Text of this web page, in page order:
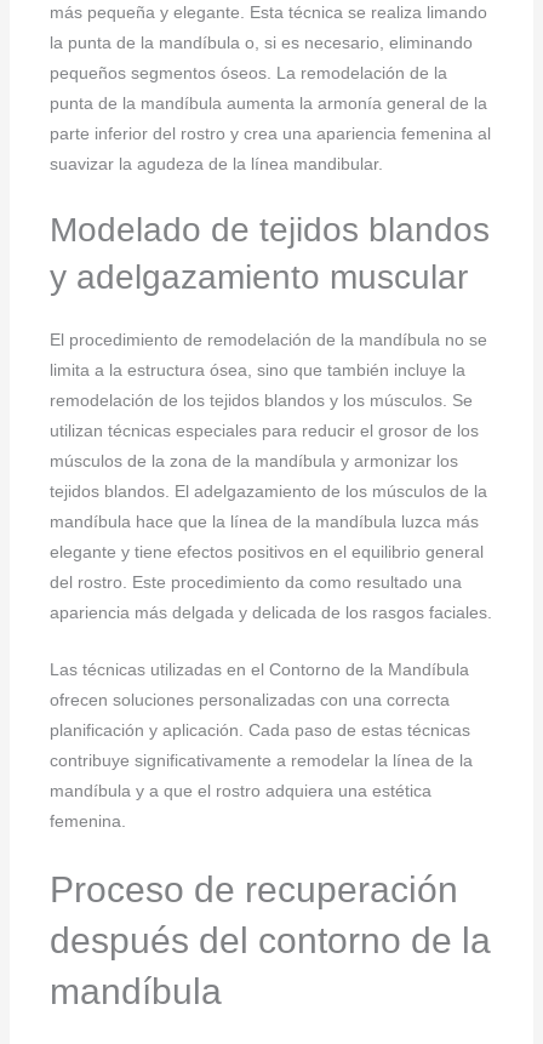
más pequeña y elegante. Esta técnica se realiza limando
la punta de la mandíbula o, si es necesario, eliminando
pequeños segmentos óseos. La remodelación de la
punta de la mandíbula aumenta la armonía general de la
parte inferior del rostro y crea una apariencia femenina al
suavizar la agudeza de la línea mandibular.
Modelado de tejidos blandos
y adelgazamiento muscular
El procedimiento de remodelación de la mandíbula no se
limita a la estructura ósea, sino que también incluye la
remodelación de los tejidos blandos y los músculos. Se
utilizan técnicas especiales para reducir el grosor de los
músculos de la zona de la mandíbula y armonizar los
tejidos blandos. El adelgazamiento de los músculos de la
mandíbula hace que la línea de la mandíbula luzca más
elegante y tiene efectos positivos en el equilibrio general
del rostro. Este procedimiento da como resultado una
apariencia más delgada y delicada de los rasgos faciales.
Las técnicas utilizadas en el Contorno de la Mandíbula
ofrecen soluciones personalizadas con una correcta
planificación y aplicación. Cada paso de estas técnicas
contribuye significativamente a remodelar la línea de la
mandíbula y a que el rostro adquiera una estética
femenina.
Proceso de recuperación
después del contorno de la
mandíbula